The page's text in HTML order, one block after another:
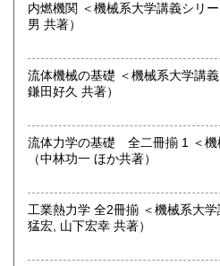
内燃機関 ＜機械系大学講義シリーズ 23＞ （広安
男 共著）
流体機械の基礎 ＜機械系大学講義シリー
鎌田好久 共著）
流体力学の基礎 全二冊揃 1 ＜機
（中林功一 ほか共著）
工業熱力学 全2冊揃 ＜機械系大学講義
猛宏, 山下宏幸 共著）